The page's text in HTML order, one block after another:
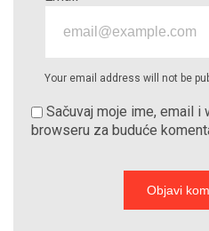
Your email address will not be
Sačuvaj moje ime, email i
browseru za buduće